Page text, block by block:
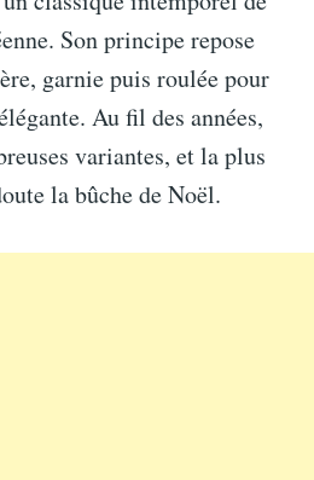
Son principe repose
garnie puis roulée pour
Au fil des années,
variantes, et la plus
la bûche de Noël.